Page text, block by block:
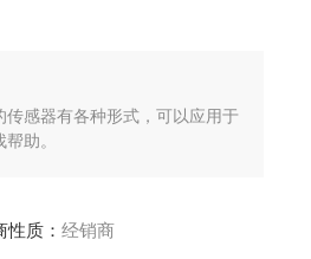
感器有各种形式，可以应用于
助。
性质：经销商